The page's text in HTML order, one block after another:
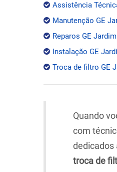
Assistência
Manutenção GE
Reparos GE
Instalação GE
Troca de filtro GE
Quando
com
dedicados
troca de